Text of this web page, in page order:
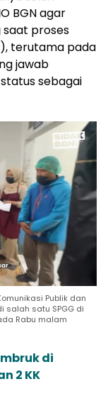
BGN agar
saat proses
terutama pada
jawab
sebagai
Publik dan
salah satu SPGG di
Rabu malam
di
2 KK